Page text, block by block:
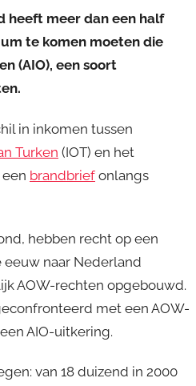
heeft meer dan een half
te komen moeten die
(AIO), een soort
in inkomen tussen
Turken (IOT) en het
brandbrief onlangs
hebben recht op een
naar Nederland
AOW-rechten opgebouwd.
met een AOW-
AIO-uitkering.
van 18 duizend in 2000